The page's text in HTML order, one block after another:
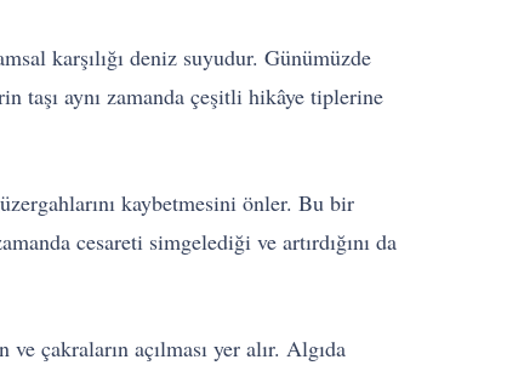
karşılığı deniz suyudur. Günümüzde
taşı aynı zamanda çeşitli hikâye tiplerine
kaybetmesini önler. Bu bir
cesareti simgelediği ve artırdığını da
çakraların açılması yer alır. Algıda